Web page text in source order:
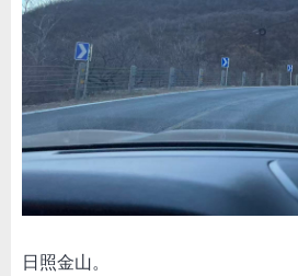
日照金山。